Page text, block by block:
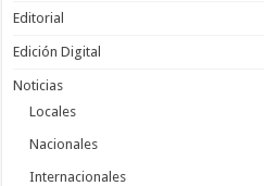
Editorial
Edición Digital
Noticias
Locales
Nacionales
Internacionales